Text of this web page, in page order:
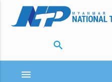
search
menu